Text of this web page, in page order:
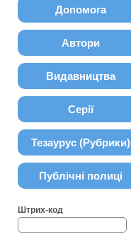
Допомога
Автори
Видавництва
Серії
Тезаурус (Рубрики)
Публічні полиці
Штрих-код